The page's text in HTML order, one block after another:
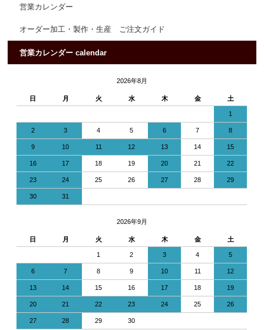
営業カレンダー
オーダー加工・製作・生産 ご注文ガイド
営業カレンダー calendar
2026年8月
日 月 火 水 木 金 土
1
2 3 4 5 6 7 8
9 10 11 12 13 14 15
16 17 18 19 20 21 22
23 24 25 26 27 28 29
30 31
2026年9月
日 月 火 水 木 金 土
1 2 3 4 5
6 7 8 9 10 11 12
13 14 15 16 17 18 19
20 21 22 23 24 25 26
27 28 29 30